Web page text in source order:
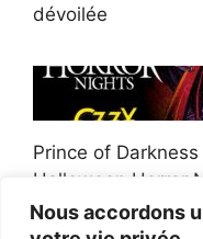
Nous accordons
dévoilée
Prince of
Halloween Horror